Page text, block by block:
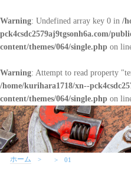
Warning: Undefined array key 0 in /
pck4csdc2579aj9tgsonh6a.com/
content/themes/064/single.php on
Warning: Attempt to read property
/home/kurihara1718/xn--
content/themes/064/single.php on
ホーム 01